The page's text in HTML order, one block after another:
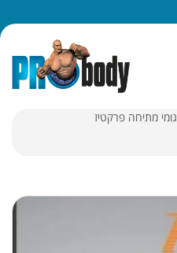
גומי מתיחה פרקטיז